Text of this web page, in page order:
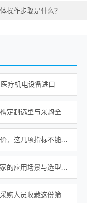
操作步骤是什么？
疗机电设备进口